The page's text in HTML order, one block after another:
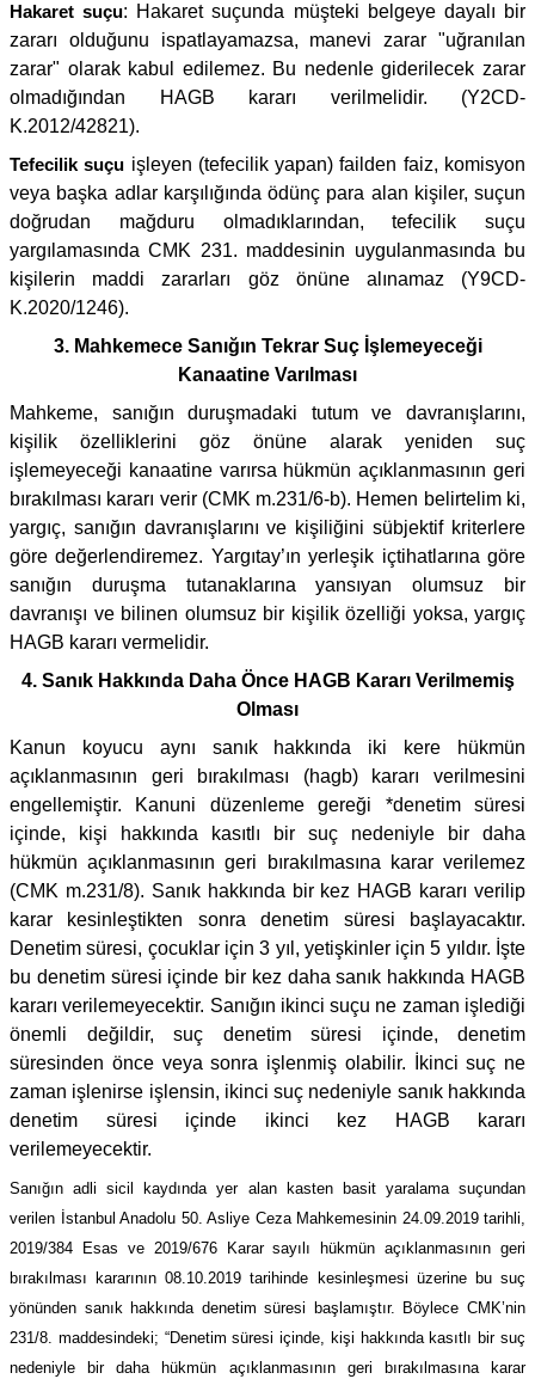
Hakaret suçu: Hakaret suçunda müşteki belgeye dayalı bir
zararı olduğunu ispatlayamazsa, manevi zarar "uğranılan
zarar" olarak kabul edilemez. Bu nedenle giderilecek zarar
olmadığından HAGB kararı verilmelidir. (Y2CD-
K.2012/42821).
Tefecilik suçu işleyen (tefecilik yapan) failden faiz, komisyon
veya başka adlar karşılığında ödünç para alan kişiler, suçun
doğrudan mağduru olmadıklarından, tefecilik suçu
yargılamasında CMK 231. maddesinin uygulanmasında bu
kişilerin maddi zararları göz önüne alınamaz (Y9CD-
K.2020/1246).
3. Mahkemece Sanığın Tekrar Suç İşlemeyeceği
Kanaatine Varılması
Mahkeme, sanığın duruşmadaki tutum ve davranışlarını,
kişilik özelliklerini göz önüne alarak yeniden suç
işlemeyeceği kanaatine varırsa hükmün açıklanmasının geri
bırakılması kararı verir (CMK m.231/6-b). Hemen belirtelim ki,
yargıç, sanığın davranışlarını ve kişiliğini sübjektif kriterlere
göre değerlendiremez. Yargıtay’ın yerleşik içtihatlarına göre
sanığın duruşma tutanaklarına yansıyan olumsuz bir
davranışı ve bilinen olumsuz bir kişilik özelliği yoksa, yargıç
HAGB kararı vermelidir.
4. Sanık Hakkında Daha Önce HAGB Kararı Verilmemiş
Olması
Kanun koyucu aynı sanık hakkında iki kere hükmün
açıklanmasının geri bırakılması (hagb) kararı verilmesini
engellemiştir. Kanuni düzenleme gereği *denetim süresi
içinde, kişi hakkında kasıtlı bir suç nedeniyle bir daha
hükmün açıklanmasının geri bırakılmasına karar verilemez
(CMK m.231/8). Sanık hakkında bir kez HAGB kararı verilip
karar kesinleştikten sonra denetim süresi başlayacaktır.
Denetim süresi, çocuklar için 3 yıl, yetişkinler için 5 yıldır. İşte
bu denetim süresi içinde bir kez daha sanık hakkında HAGB
kararı verilemeyecektir. Sanığın ikinci suçu ne zaman işlediği
önemli değildir, suç denetim süresi içinde, denetim
süresinden önce veya sonra işlenmiş olabilir. İkinci suç ne
zaman işlenirse işlensin, ikinci suç nedeniyle sanık hakkında
denetim süresi içinde ikinci kez HAGB kararı
verilemeyecektir.
Sanığın adli sicil kaydında yer alan kasten basit yaralama suçundan
verilen İstanbul Anadolu 50. Asliye Ceza Mahkemesinin 24.09.2019 tarihli,
2019/384 Esas ve 2019/676 Karar sayılı hükmün açıklanmasının geri
bırakılması kararının 08.10.2019 tarihinde kesinleşmesi üzerine bu suç
yönünden sanık hakkında denetim süresi başlamıştır. Böylece CMK’nin
231/8. maddesindeki; “Denetim süresi içinde, kişi hakkında kasıtlı bir suç
nedeniyle bir daha hükmün açıklanmasının geri bırakılmasına karar